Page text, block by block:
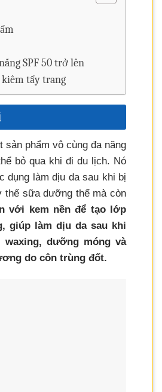
SPF 50 trở lên
kiêm tẩy trang
sản phẩm vô cùng đa năng
bỏ qua khi đi du lịch. Nó
dụng làm dịu da sau khi bị
thế sữa dưỡng thể mà còn
với kem nền để tạo lớp
giúp làm dịu da sau khi
waxing, dưỡng móng và
do côn trùng đốt.